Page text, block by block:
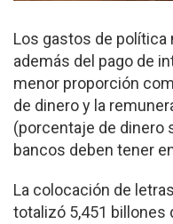
Los gastos de
además del pago de
menor proporción
de dinero y la
(porcentaje de dinero
bancos deben tener
La colocación de
totalizó 5,451 billones